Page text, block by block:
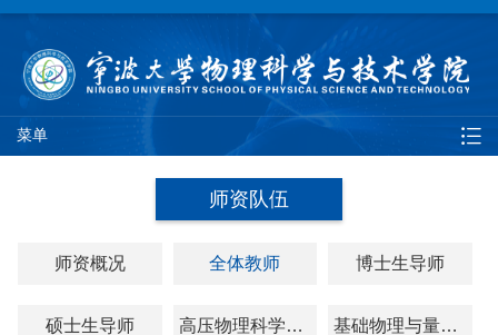
菜单
师资队伍
师资概况 全体教师 博士生导师
硕士生导师 高压物理科学研究院 基础物理与量子科技研究院